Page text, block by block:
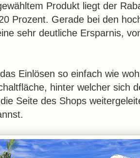
Produkt liegt der
Prozent. Gerade bei den
sehr deutliche Ersparnis,
Einlösen so einfach wie
hinter welcher sich
Seite des Shops